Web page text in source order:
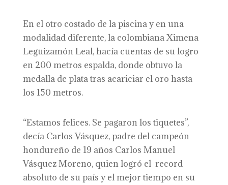
En el otro costado de la piscina y en una
modalidad diferente, la colombiana Ximena
Leguizamón Leal, hacía cuentas de su logro
en 200 metros espalda, donde obtuvo la
medalla de plata tras acariciar el oro hasta
los 150 metros.
“Estamos felices. Se pagaron los tiquetes”,
decía Carlos Vásquez, padre del campeón
hondureño de 19 años Carlos Manuel
Vásquez Moreno, quien logró el record
absoluto de su país y el mejor tiempo en su